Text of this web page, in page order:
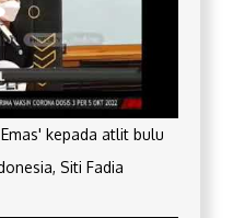
kepada atlit bulu
Siti Fadia